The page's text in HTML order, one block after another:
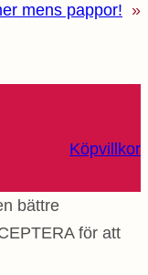
mens pappor! »
Köpvillkor
bättre
för att